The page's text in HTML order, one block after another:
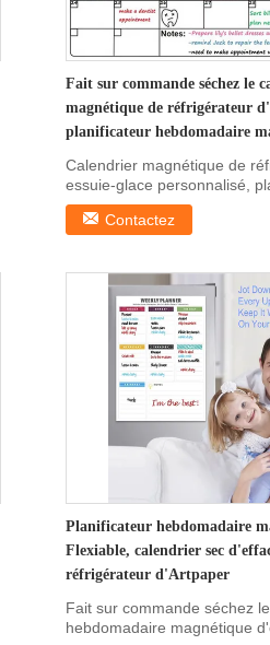
Fait sur commande séchez le
magnétique de réfrigérateur
planificateur hebdomadaire
16"
Calendrier magnétique de
essuie-glace personnalisé,
hebdomadaire magn...
Contactez
Planificateur hebdomadaire
Flexiable, calendrier sec
réfrigérateur d'Artpaper
Fait sur commande séchez
hebdomadaire magnétique